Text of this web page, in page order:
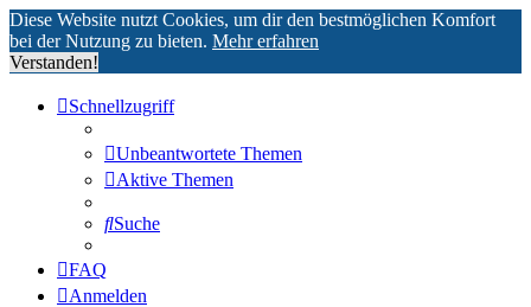
Diese Website nutzt Cookies, um dir den bestmöglichen Komfort
bei der Nutzung zu bieten. Mehr erfahren
Verstanden!
Schnellzugriff
Unbeantwortete Themen
Aktive Themen
Suche
FAQ
Anmelden